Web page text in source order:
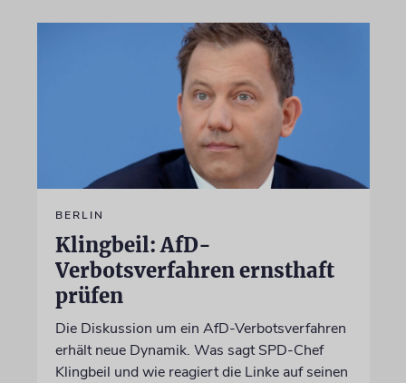
BERLIN
Klingbeil: AfD-
Verbotsverfahren ernsthaft
prüfen
Die Diskussion um ein AfD-Verbotsverfahren
erhält neue Dynamik. Was sagt SPD-Chef
Klingbeil und wie reagiert die Linke auf seinen